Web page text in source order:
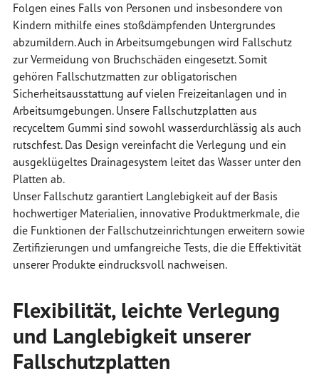
Folgen eines Falls von Personen und insbesondere von
Kindern mithilfe eines stoßdämpfenden Untergrundes
abzumildern. Auch in Arbeitsumgebungen wird Fallschutz
zur Vermeidung von Bruchschäden eingesetzt. Somit
gehören Fallschutzmatten zur obligatorischen
Sicherheitsausstattung auf vielen Freizeitanlagen und in
Arbeitsumgebungen. Unsere Fallschutzplatten aus
recyceltem Gummi sind sowohl wasserdurchlässig als auch
rutschfest. Das Design vereinfacht die Verlegung und ein
ausgeklügeltes Drainagesystem leitet das Wasser unter den
Platten ab.
Unser Fallschutz garantiert Langlebigkeit auf der Basis
hochwertiger Materialien, innovative Produktmerkmale, die
die Funktionen der Fallschutzeinrichtungen erweitern sowie
Zertifizierungen und umfangreiche Tests, die die Effektivität
unserer Produkte eindrucksvoll nachweisen.
Flexibilität, leichte Verlegung
und Langlebigkeit unserer
Fallschutzplatten